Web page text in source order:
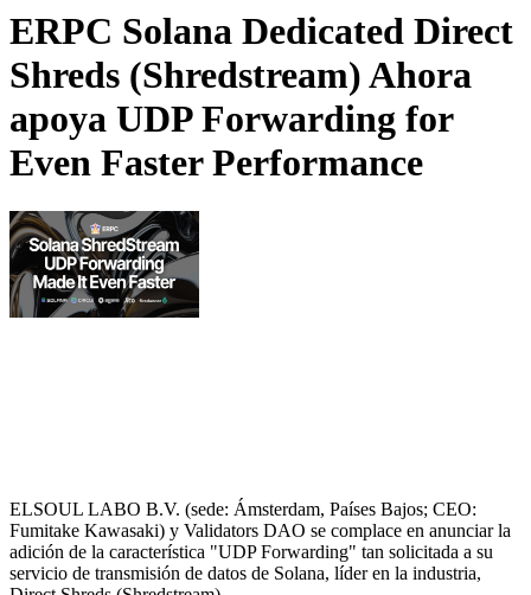
ERPC Solana Dedicated Direct
Shreds (Shredstream) Ahora
apoya UDP Forwarding for
Even Faster Performance
ELSOUL LABO B.V. (sede: Ámsterdam, Países Bajos; CEO:
Fumitake Kawasaki) y Validators DAO se complace en anunciar la
adición de la característica "UDP Forwarding" tan solicitada a su
servicio de transmisión de datos de Solana, líder en la industria,